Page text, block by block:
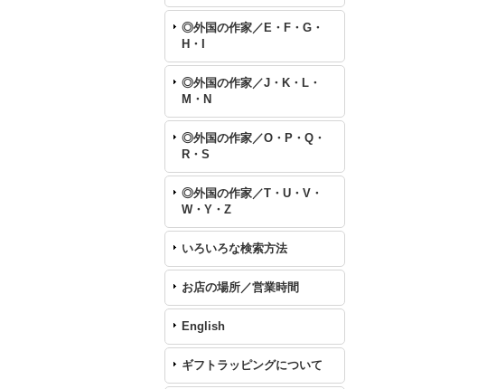
◎外国の作家／E・F・G・
H・I
◎外国の作家／J・K・L・
M・N
◎外国の作家／O・P・Q・
R・S
◎外国の作家／T・U・V・
W・Y・Z
いろいろな検索方法
お店の場所／営業時間
English
ギフトラッピングについて